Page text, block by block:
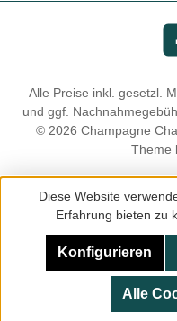
Alle Preise inkl. gesetzl.
und ggf.
© 2026 Champagne
Theme
Diese Website
Erfahrung bieten zu
Konfigurieren
Alle